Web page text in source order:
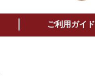
ご利用ガイド